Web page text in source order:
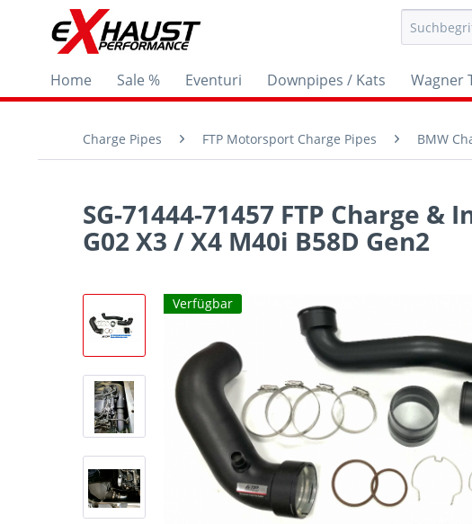
Home Sale % Eventuri Downpipes / Kats Wagner
Charge Pipes FTP Motorsport Charge Pipes BMW
SG-71444-71457 FTP Charge
G02 X3 / X4 M40i B58D Gen2
Verfügbar